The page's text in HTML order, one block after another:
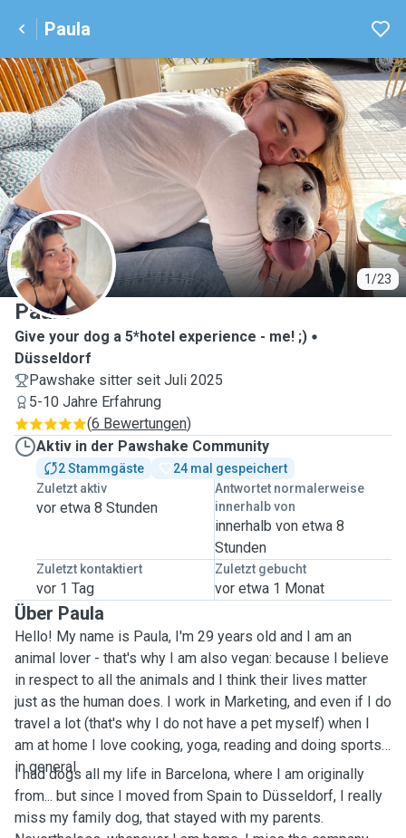
Paula
1/23
P
Paula
Give your dog a 5*hotel experience - me! ;)
Düsseldorf
Pawshake sitter seit Juli 2025
5-10 Jahre Erfahrung
(6 Bewertungen)
Aktiv in der Pawshake Community
2 Stammgäste
24 mal gespeichert
Zuletzt aktiv
vor etwa 8 Stunden
Antwortet normalerweise
innerhalb von
innerhalb von etwa 8
Stunden
Zuletzt kontaktiert
vor 1 Tag
Zuletzt gebucht
vor etwa 1 Monat
Über Paula
Hello! My name is Paula, I'm 29 years old and I am an
animal lover - that's why I am also vegan: because I believe
in respect to all the animals and I think their lives matter
just as the human does. I work in Marketing, and even if I do
travel a lot (that's why I do not have a pet myself) when I
am at home I love cooking, yoga, reading and doing sports
in general.
I had dogs all my life in Barcelona, where I am originally
from... but since I moved from Spain to Düsseldorf, I really
miss my family dog, that stayed with my parents.